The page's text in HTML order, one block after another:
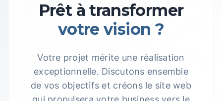
Prêt à transformer
votre vision ?
Votre projet mérite une réalisation
exceptionnelle. Discutons ensemble
de vos objectifs et créons le site web